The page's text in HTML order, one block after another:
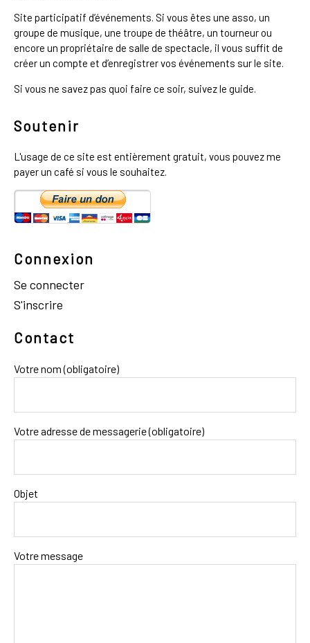
Site participatif d’événements. Si vous êtes une asso, un
groupe de musique, une troupe de théâtre, un tourneur ou
encore un propriétaire de salle de spectacle, il vous suffit de
créer un compte et d’enregistrer vos événements sur le site.
Si vous ne savez pas quoi faire ce soir, suivez le guide.
Soutenir
L'usage de ce site est entièrement gratuit, vous pouvez me
payer un café si vous le souhaitez.
Connexion
Se connecter
S'inscrire
Contact
Votre nom (obligatoire)
Votre adresse de messagerie (obligatoire)
Objet
Votre message